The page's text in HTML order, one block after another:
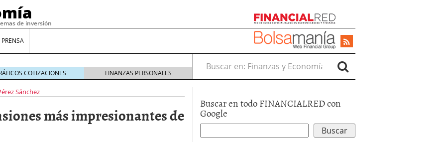
de inversión
COTIZACIONES FINANZAS PERSONALES
Buscar en:
Sánchez
más impresionantes de
Buscar en todo FINANCIALRED con
Google